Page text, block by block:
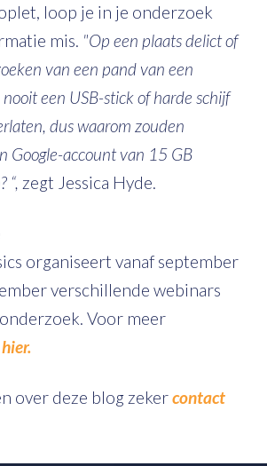
loop je in je onderzoek
mis. "Op een plaats delict of
van een pand van een
een USB-stick of harde schijf
dus waarom zouden
Google-account van 15 GB
“, zegt Jessica Hyde.
organiseert vanaf september
verschillende webinars
Voor meer
over deze blog zekercontact